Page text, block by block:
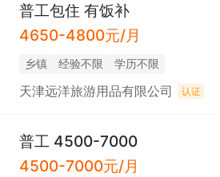
普工包住 有饭补
4650-4800元/月
乡镇 经验不限 学历不限
天津远洋旅游用品有限公司 认证
普工 4500-7000
4500-7000元/月